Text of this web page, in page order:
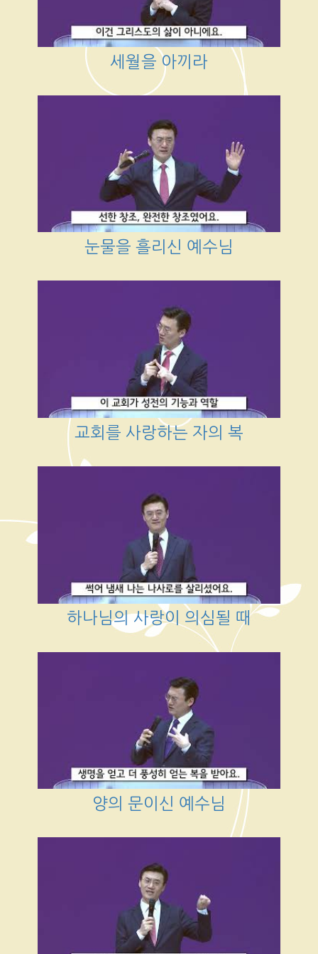
세월을 아끼라
눈물을 흘리신 예수님
교회를 사랑하는 자의 복
하나님의 사랑이 의심될 때
양의 문이신 예수님